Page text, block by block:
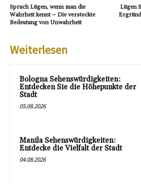
Spruch Lügen, wenn man die
Wahrheit kennt – Die versteckte
Bedeutung von Unwahrheit
Lügen
Weiterlesen
Bologna Sehenswürdigkeiten:
Entdecken Sie die Höhepunkte der
Stadt
05.08.2026
Manila Sehenswürdigkeiten:
Entdecke die Vielfalt der Stadt
04.08.2026